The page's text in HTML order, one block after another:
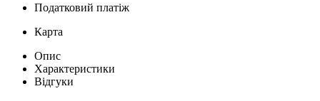
Податковий платіж
Карта
Опис
Характеристики
Відгуки